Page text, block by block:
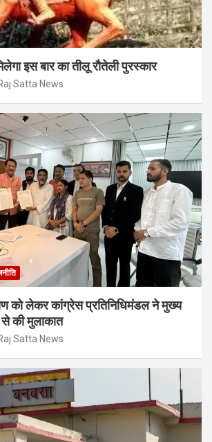
इस बार का तीलू रौतेली पुरस्कार
Satta News
को लेकर कांग्रेस प्रतिनिधिमंडल ने मुख्य
से की मुलाकात
Satta News